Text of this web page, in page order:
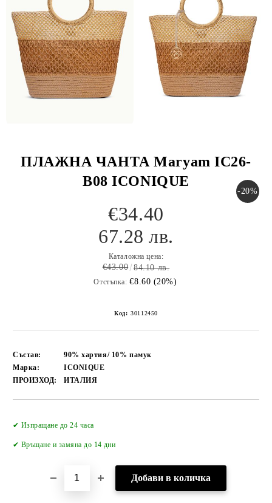
ПЛАЖНА ЧАНТА Maryam IC26-
B08 ICONIQUE
-20%
€34.40
67.28 лв.
Каталожна цена:
€43.00 84.10 лв.
Отстъпка: €8.60 (20%)
Код: 30112450
Състав:
90% хартия/ 10% памук
Марка:
ICONIQUE
ПРОИЗХОД:
ИТАЛИЯ
✔ Изпращане до 24 часа
✔ Връщане и замяна до 14 дни